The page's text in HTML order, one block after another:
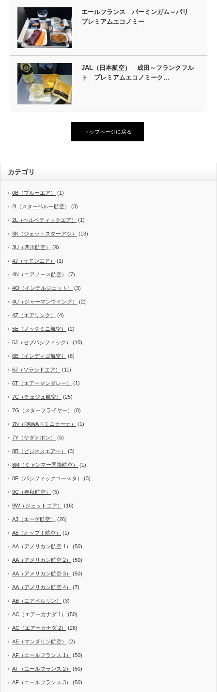
エールフランス バーミンガム～パリ
プレミアムエコノミー
JAL（日本航空） 成田～フランクフル
ト プレミアムエコノミーク…
トップページに戻る
カテゴリ
0B（ブルーエア） (1)
2I（スターペルー航空） (3)
2L（ヘルベティックエア） (1)
3K（ジェットスターアジ） (13)
3U（四川航空） (9)
4J（サモンエア） (1)
4N（エアノース航空） (7)
4O（インテルジェット） (3)
4U（ジャーマンウイング） (2)
4Z（エアリンク） (4)
5E（ノックミニ航空） (2)
5J（セブパシフィック） (10)
6E（インディゴ航空） (6)
6J（ソラシドエア） (11)
6T（エアーマンダレー） (1)
7C（チェジュ航空） (25)
7G（スターフライヤー） (8)
7N（PAWAドミニカーナ） (1)
7Y（ヤダナポン） (5)
8B（ビジネスエアー） (3)
8M（ミャンマー国際航空） (1)
8P（パシフィックコースタ） (3)
9C（春秋航空） (5)
9W（ジェットエア） (16)
A3（エーゲ航空） (26)
A5（オップ！航空） (1)
AA（アメリカン航空 1） (50)
AA（アメリカン航空 2） (50)
AA（アメリカン航空 3） (50)
AA（アメリカン航空 4） (7)
AB（エアベルリン） (3)
AC（エアーカナダ 1） (50)
AC（エアーカナダ 2） (26)
AE（マンダリン航空） (2)
AF（エールフランス 1） (50)
AF（エールフランス 2） (50)
AF（エールフランス 3） (50)